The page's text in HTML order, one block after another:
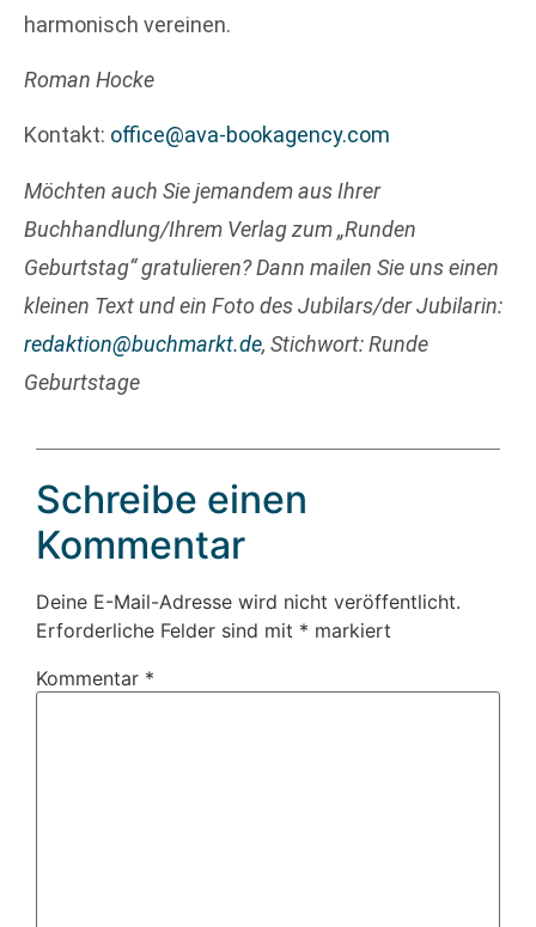
harmonisch vereinen.
Roman Hocke
Kontakt: office@ava-bookagency.com
Möchten auch Sie jemandem aus Ihrer
Buchhandlung/Ihrem Verlag zum „Runden
Geburtstag“ gratulieren? Dann mailen Sie uns einen
kleinen Text und ein Foto des Jubilars/der Jubilarin:
redaktion@buchmarkt.de, Stichwort: Runde
Geburtstage
Schreibe einen
Kommentar
Deine E-Mail-Adresse wird nicht veröffentlicht.
Erforderliche Felder sind mit * markiert
Kommentar *